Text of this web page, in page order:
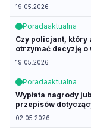
19.05.2026
Poradaaktualna
Czy policjant, który
otrzymać decyzję o
19.05.2026
Poradaaktualna
Wypłata nagrody
przepisów
02.05.2026